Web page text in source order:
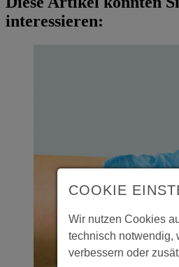
interessieren:
COOKIE
Wir nutzen Cookies
technisch notwendig,
verbessern oder